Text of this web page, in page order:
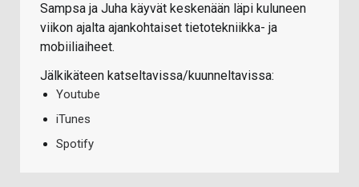
Sampsa ja Juha käyvät keskenään läpi kuluneen
viikon ajalta ajankohtaiset tietotekniikka- ja
mobiiliaiheet.
Jälkikäteen katseltavissa/kuunneltavissa:
Youtube
iTunes
Spotify